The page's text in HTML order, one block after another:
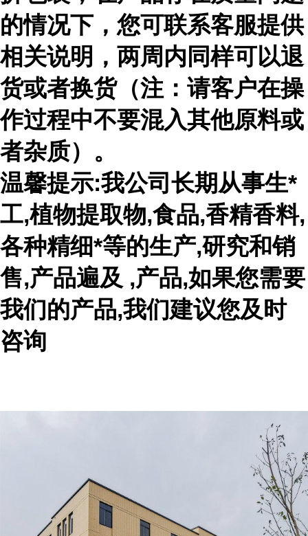
的情况下，您可联系客服提供
相关说明，两周内同样可以退
货或者换货（注：请客户在操
作过程中不要混入其他原料或
者杂质）。
温馨提示:我公司长期从事生*
工,植物提取物,食品,香精香料,
各种精细*等的生产,研究和销
售,产品遍及 ,产品,如果您需要
我们的产品,我们建议您及时
咨询